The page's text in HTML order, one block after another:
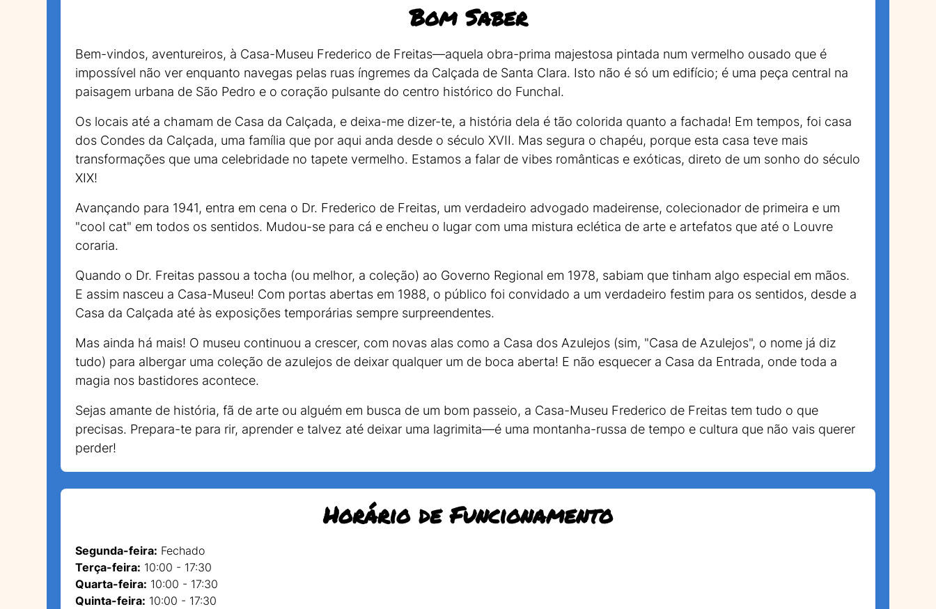
Bom Saber
Bem-vindos, aventureiros, à Casa-Museu Frederico de Freitas—aquela obra-prima majestosa pintada num vermelho ousado que é
impossível não ver enquanto navegas pelas ruas íngremes da Calçada de Santa Clara. Isto não é só um edifício; é uma peça central na
paisagem urbana de São Pedro e o coração pulsante do centro histórico do Funchal.
Os locais até a chamam de Casa da Calçada, e deixa-me dizer-te, a história dela é tão colorida quanto a fachada! Em tempos, foi casa
dos Condes da Calçada, uma família que por aqui anda desde o século XVII. Mas segura o chapéu, porque esta casa teve mais
transformações que uma celebridade no tapete vermelho. Estamos a falar de vibes românticas e exóticas, direto de um sonho do século
XIX!
Avançando para 1941, entra em cena o Dr. Frederico de Freitas, um verdadeiro advogado madeirense, colecionador de primeira e um
"cool cat" em todos os sentidos. Mudou-se para cá e encheu o lugar com uma mistura eclética de arte e artefatos que até o Louvre
coraria.
Quando o Dr. Freitas passou a tocha (ou melhor, a coleção) ao Governo Regional em 1978, sabiam que tinham algo especial em mãos.
E assim nasceu a Casa-Museu! Com portas abertas em 1988, o público foi convidado a um verdadeiro festim para os sentidos, desde a
Casa da Calçada até às exposições temporárias sempre surpreendentes.
Mas ainda há mais! O museu continuou a crescer, com novas alas como a Casa dos Azulejos (sim, "Casa de Azulejos", o nome já diz
tudo) para albergar uma coleção de azulejos de deixar qualquer um de boca aberta! E não esquecer a Casa da Entrada, onde toda a
magia nos bastidores acontece.
Sejas amante de história, fã de arte ou alguém em busca de um bom passeio, a Casa-Museu Frederico de Freitas tem tudo o que
precisas. Prepara-te para rir, aprender e talvez até deixar uma lagrimita—é uma montanha-russa de tempo e cultura que não vais querer
perder!
Horário de Funcionamento
Segunda-feira: Fechado
Terça-feira: 10:00 - 17:30
Quarta-feira: 10:00 - 17:30
Quinta-feira: 10:00 - 17:30